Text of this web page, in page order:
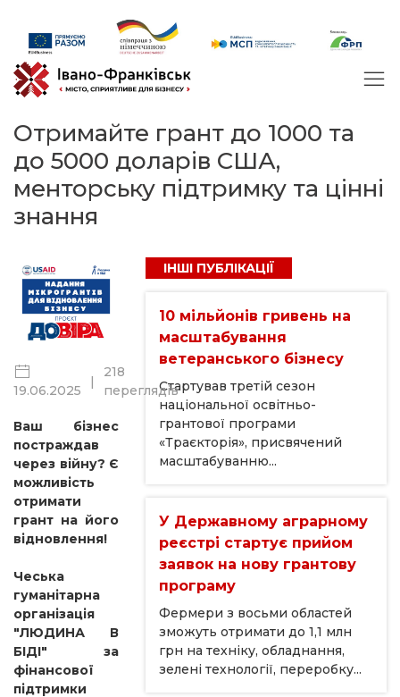
Отримайте грант до 1000 та
до 5000 доларів США,
менторську підтримку та цінні
знання
19.06.2025
|
218
переглядів
Ваш бізнес
постраждав
через війну? Є
можливість
отримати
грант на його
відновлення!
Чеська
гуманітарна
організація
"ЛЮДИНА В
БІДІ" за
фінансової
підтримки
ІНШІ ПУБЛІКАЦІЇ
10 мільйонів гривень на
масштабування
ветеранського бізнесу
Стартував третій сезон
національної освітньо-
грантової програми
«Траєкторія», присвячений
масштабуванню...
У Державному аграрному
реєстрі стартує прийом
заявок на нову грантову
програму
Фермери з восьми областей
зможуть отримати до 1,1 млн
грн на техніку, обладнання,
зелені технології, переробку...